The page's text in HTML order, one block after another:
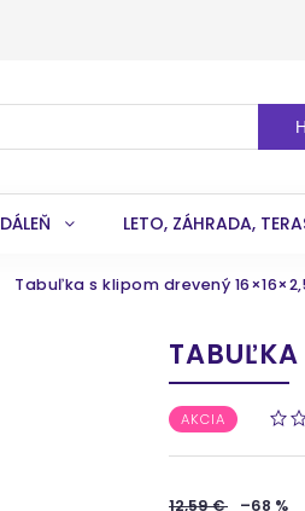
LETO, ZÁHRADA,
Tabuľka s klipom drevený
AKCIA
12,59 € –68 %